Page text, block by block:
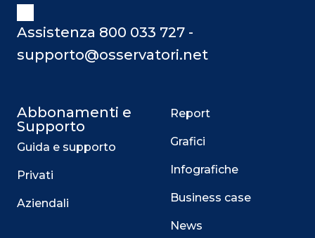
Assistenza 800 033 727 -
supporto@osservatori.net
Abbonamenti e
Supporto
Guida e supporto
Privati
Aziendali
Report
Grafici
Infografiche
Business case
News